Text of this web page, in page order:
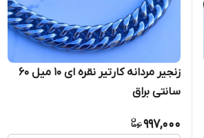
زنجیر مردانه کارتیر نقره ای 10 میل ۶۰
سانتی براق
997,000